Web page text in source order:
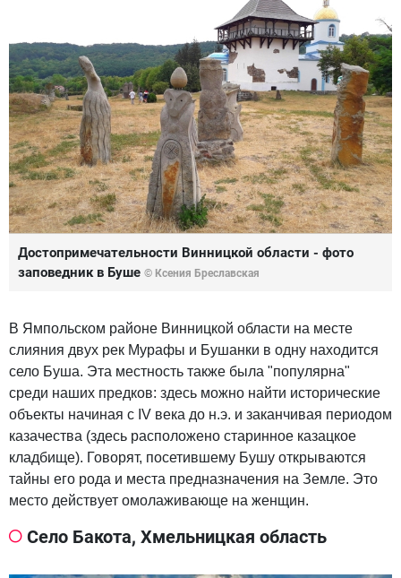
Достопримечательности Винницкой области - фото
заповедник в Буше © Ксения Бреславская
В Ямпольском районе Винницкой области на месте
слияния двух рек Мурафы и Бушанки в одну находится
село Буша. Эта местность также была "популярна"
среди наших предков: здесь можно найти исторические
объекты начиная с IV века до н.э. и заканчивая периодом
казачества (здесь расположено старинное казацкое
кладбище). Говорят, посетившему Бушу открываются
тайны его рода и места предназначения на Земле. Это
место действует омолаживающе на женщин.
Село Бакота, Хмельницкая область